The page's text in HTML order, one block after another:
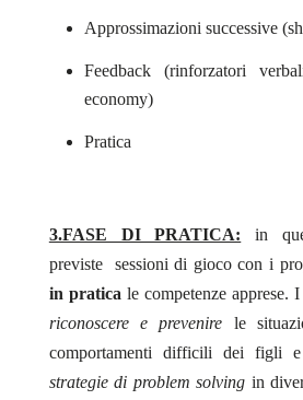
Approssimazioni successive
Feedback (rinforzatori
economy)
Pratica
3.FASE DI PRATICA: in
previste sessioni di gioco con i
in pratica le competenze apprese.
riconoscere e prevenire le
comportamenti difficili dei figli
strategie di problem solving in